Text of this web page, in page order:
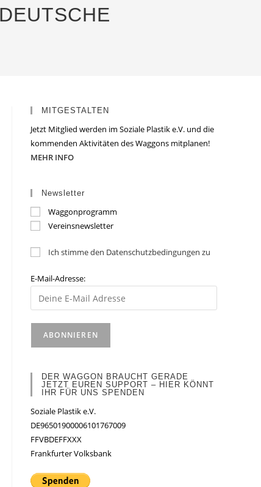
MITGESTALTEN
Jetzt Mitglied werden im Soziale Plastik e.V. und die
kommenden Aktivitäten des Waggons mitplanen!
MEHR INFO
Newsletter
Waggonprogramm
Vereinsnewsletter
Ich stimme den Datenschutzbedingungen zu
E-Mail-Adresse:
DER WAGGON BRAUCHT GERADE
JETZT EUREN SUPPORT – HIER KÖNNT
IHR FÜR UNS SPENDEN
Soziale Plastik e.V.
DE96501900006101767009
FFVBDEFFXXX
Frankfurter Volksbank